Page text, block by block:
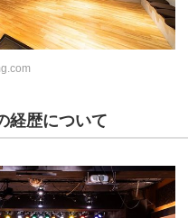
経歴について